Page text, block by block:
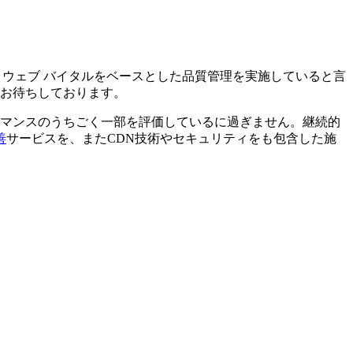
ェブ バイタルをベースとした品質管理を実施していると言
待ちしております。
ンスのうちごく一部を評価しているに過ぎません。継続的
サービスを、またCDN技術やセキュリティをも包含した施